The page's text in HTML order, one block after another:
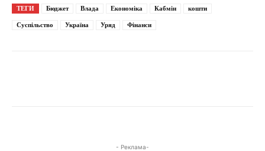
ТЕГИ Бюджет Влада Економіка Кабмін кошти
Суспільство Україна Уряд Фінанси
- Реклама-